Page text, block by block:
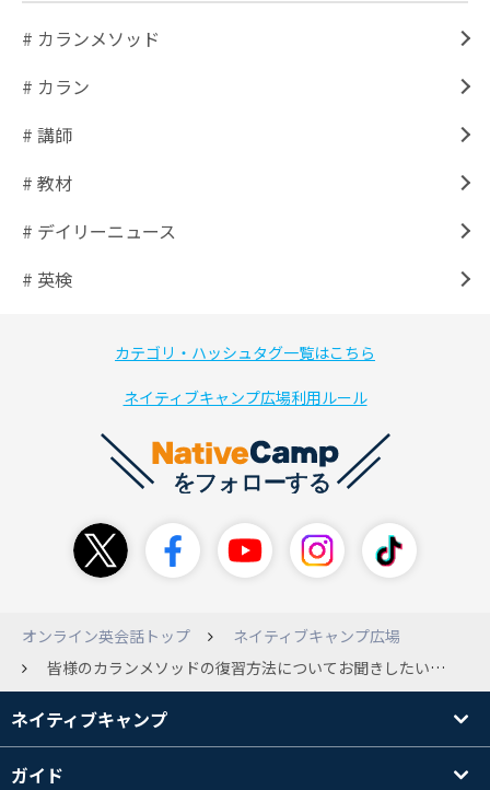
# カランメソッド
# カラン
# 講師
# 教材
# デイリーニュース
# 英検
カテゴリ・ハッシュタグ一覧はこちら
ネイティブキャンプ広場利用ルール
オンライン英会話トップ
ネイティブキャンプ広場
皆様のカランメソッドの復習方法についてお聞きしたいです． 私は1か月ほど前からカランメソッドを開始しました． 現在ステージ2の中盤です． 私の復習方法はレッスン終了後にそのレッスンでやった部分の音読をします（文字見て） その後時間を空けて音声だけ聞いてシャドーイングをしています（文字見ないで） デイリーリビジョンはすらすら行けるのですが，暗記に頼っている感じがします． 2回に分けて復習しているので大変というのもあります． 皆様が行っているカランメソッドの復習方法を教えていただきたいです． 自分に参考にしたいです． よろしくお願いいたします
ネイティブキャンプ
ガイド